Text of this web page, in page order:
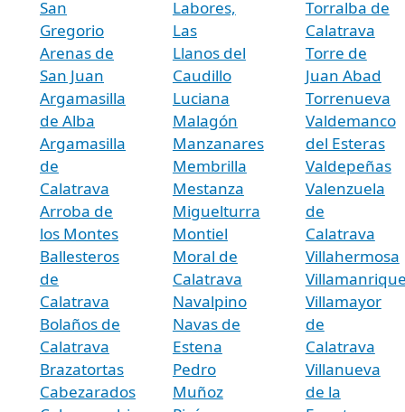
San
Gregorio
Arenas de
San Juan
Argamasilla
de Alba
Argamasilla
de
Calatrava
Arroba de
los Montes
Ballesteros
de
Calatrava
Bolaños de
Calatrava
Brazatortas
Cabezarados
Labores,
Las
Llanos del
Caudillo
Luciana
Malagón
Manzanares
Membrilla
Mestanza
Miguelturra
Montiel
Moral de
Calatrava
Navalpino
Navas de
Estena
Pedro
Muñoz
Torralba de
Calatrava
Torre de
Juan Abad
Torrenueva
Valdemanco
del Esteras
Valdepeñas
Valenzuela
de
Calatrava
Villahermosa
Villamayor
de
Calatrava
Villanueva
de la